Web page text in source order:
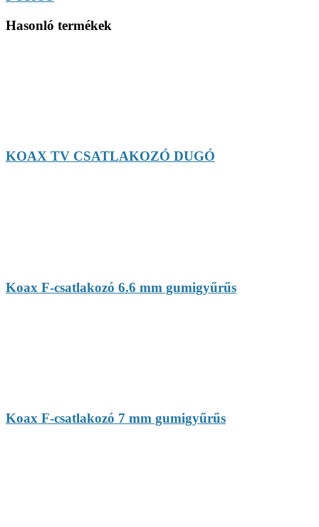
Hasonló termékek
KOAX TV CSATLAKOZÓ DUGÓ
Koax F-csatlakozó 6.6 mm gumigyűrűs
Koax F-csatlakozó 7 mm gumigyűrűs